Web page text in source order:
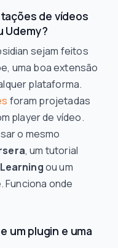
de vídeos
Udemy?
sejam feitos
uma boa extensão
plataforma.
foram projetadas
player de vídeo.
o mesmo
, um tutorial
ou um
Funciona onde
um plugin e uma